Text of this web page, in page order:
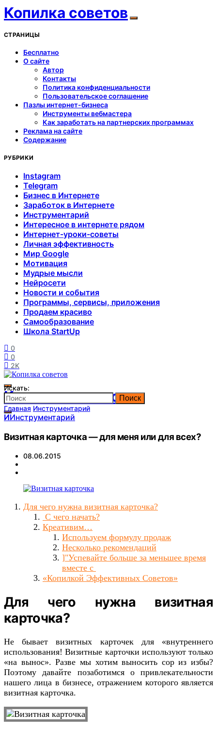
Копилка советов
СТРАНИЦЫ
Бесплатно
О сайте
Автор
Контакты
Политика конфиденциальности
Пользовательское соглашение
Пазлы интернет-бизнеса
Инструменты вебмастера
Как заработать на партнерских программах
Реклама на сайте
Содержание
РУБРИКИ
Instagram
Telegram
Бизнес в Интернете
Заработок в Интернете
Инструментарий
Интересное в интернете рядом
Интернет-уроки-советы
Личная эффективность
Мир Google
Мотивация
Мудрые мысли
Нейросети
Новости и события
Программы, сервисы, приложения
Продаем красиво
Самообразование
Школа StartUp
0
0
2K
Копилка советов
Искать:
Поиск
Главная Инструментарий
ИИнструментарий
Визитная карточка — для меня или для всех?
08.06.2015
Для чего нужна визитная карточка?
С чего начать?
Креативим…
Используем формулу продаж
Несколько рекомендаций
]"Успевайте больше за меньшее время
вместе с
«Копилкой Эффективных Советов»
Для чего нужна визитная
карточка?
Не бывает визитных карточек для «внутреннего
использования! Визитные карточки используют только
«на вынос». Разве мы хотим выносить сор из избы?
Поэтому давайте позаботимся о привлекательности
нашего лица в бизнесе, отражением которого является
визитная карточка.